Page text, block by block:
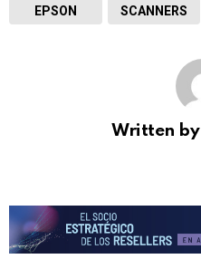
EPSON SCANNERS
Written by